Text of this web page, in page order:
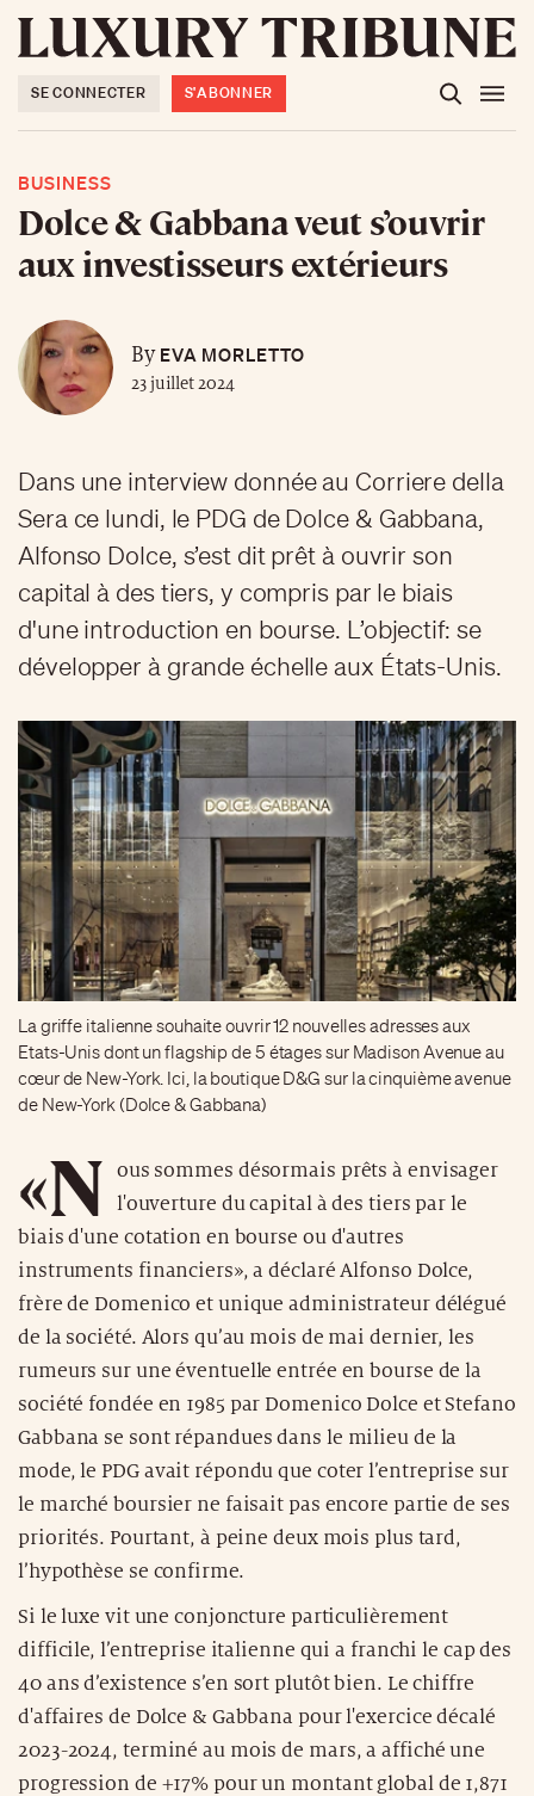
SE CONNECTER S'ABONNER
BUSINESS
Dolce & Gabbana veut s’ouvrir
aux investisseurs extérieurs
ByEVA MORLETTO
23 juillet 2024
Dans une interview donnée au Corriere della
Sera ce lundi, le PDG de Dolce & Gabbana,
Alfonso Dolce, s’est dit prêt à ouvrir son
capital à des tiers, y compris par le biais
d'une introduction en bourse. L’objectif: se
développer à grande échelle aux États-Unis.
La griffe italienne souhaite ouvrir 12 nouvelles adresses aux
Etats-Unis dont un flagship de 5 étages sur Madison Avenue au
cœur de New-York. Ici, la boutique D&G sur la cinquième avenue
de New-York (Dolce & Gabbana)
«N
ous sommes désormais prêts à envisager
l'ouverture du capital à des tiers par le
biais d'une cotation en bourse ou d'autres
instruments financiers», a déclaré Alfonso Dolce,
frère de Domenico et unique administrateur délégué
de la société. Alors qu’au mois de mai dernier, les
rumeurs sur une éventuelle entrée en bourse de la
société fondée en 1985 par Domenico Dolce et Stefano
Gabbana se sont répandues dans le milieu de la
mode, le PDG avait répondu que coter l’entreprise sur
le marché boursier ne faisait pas encore partie de ses
priorités. Pourtant, à peine deux mois plus tard,
l’hypothèse se confirme.
Si le luxe vit une conjoncture particulièrement
difficile, l’entreprise italienne qui a franchi le cap des
40 ans d’existence s’en sort plutôt bien. Le chiffre
d'affaires de Dolce & Gabbana pour l'exercice décalé
2023-2024, terminé au mois de mars, a affiché une
progression de +17% pour un montant global de 1,871